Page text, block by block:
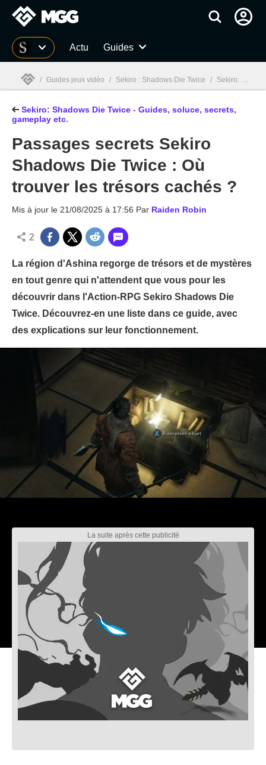
MGG Actu Guides
MGG
/ Guides jeux vidéo / Sekiro : Shadows Die Twice / Sekiro: Shadows Die Twice - Guide, boss, soluce complète, secrets
Sekiro: Shadows Die Twice - Guides, soluce, secrets,
gameplay etc.
Passages secrets Sekiro
Shadows Die Twice : Où
trouver les trésors cachés ?
Mis à jour le 21/08/2025 à 17:56 Par Raiden Robin
2
La région d'Ashina regorge de trésors et de mystères
en tout genre qui n'attendent que vous pour les
découvrir dans l'Action-RPG Sekiro Shadows Die
Twice. Découvrez-en une liste dans ce guide, avec
des explications sur leur fonctionnement.